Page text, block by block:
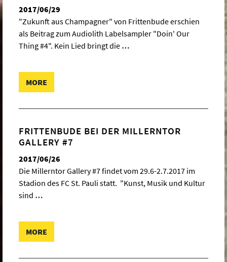
2017/06/29
"Zukunft aus Champagner" von Frittenbude erschien
als Beitrag zum Audiolith Labelsampler "Doin' Our
Thing #4". Kein Lied bringt die …
MORE
FRITTENBUDE BEI DER MILLERNTOR
GALLERY #7
2017/06/26
Die Millerntor Gallery #7 findet vom 29.6-2.7.2017 im
Stadion des FC St. Pauli statt. "Kunst, Musik und Kultur
sind …
MORE